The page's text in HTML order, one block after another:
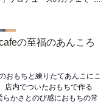
の人へのご褒美ギフトに。
の至福のあんころ
おもちと練りたてあんこにこ
店内でついたおもちで作る
らかさとのび感におもちの常